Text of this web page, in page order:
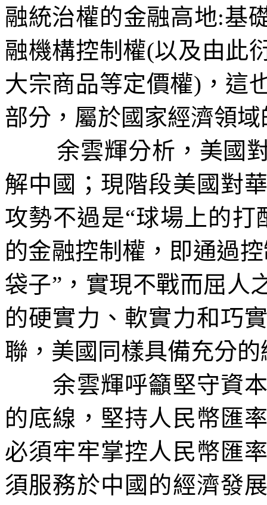
融統治權的金融高地:基
融機構控制權(以及由此
大宗商品等定價權) ，這
部分，屬於國家經濟領
余雲輝分析，美國
解中國；現階段美國對
攻勢不過是“球場上的打
的金融控制權，即通過
袋子” ，實現不戰而屈人
的硬實力、軟實力和巧
聯，美國同樣具備充分
余雲輝呼籲堅守資本
的底線，堅持人民幣匯
必須牢牢掌控人民幣匯
須服務於中國的經濟發